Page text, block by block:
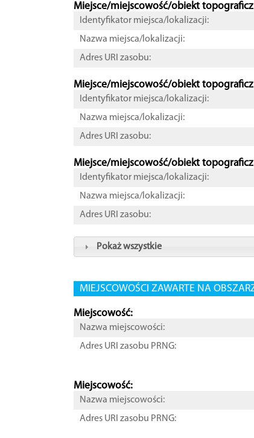
Miejsce/miejscowość/obiekt
Identyfikator miejsca/lokalizacji:
Nazwa miejsca/lokalizacji:
Adres URI zasobu:
Miejsce/miejscowość/obiekt
Identyfikator miejsca/lokalizacji:
Nazwa miejsca/lokalizacji:
Adres URI zasobu:
Miejsce/miejscowość/obiekt
Identyfikator miejsca/lokalizacji:
Nazwa miejsca/lokalizacji:
Adres URI zasobu:
Pokaż wszystkie
MIEJSCOWOŚCI ZAWARTE NA
Miejscowość:
Nazwa miejscowości:
Adres URI zasobu PRNG:
Miejscowość:
Nazwa miejscowości:
Adres URI zasobu PRNG: